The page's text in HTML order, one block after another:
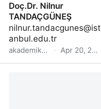
Doç.Dr. Nilnur
TANDAÇGÜNEŞ
nilnur.tandacgunes@ist
anbul.edu.tr
akademik.yok.gov.tr · Apr 20, 2022